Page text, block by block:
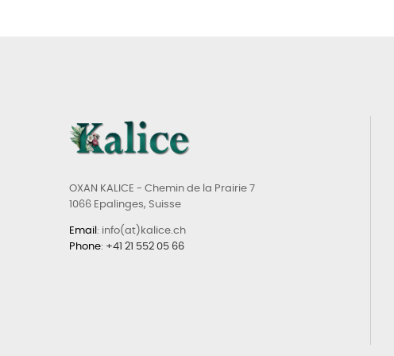
OXAN KALICE - Chemin de la Prairie 7
1066 Epalinges, Suisse
Email : info(at)kalice.ch
Phone: +41 21 552 05 66